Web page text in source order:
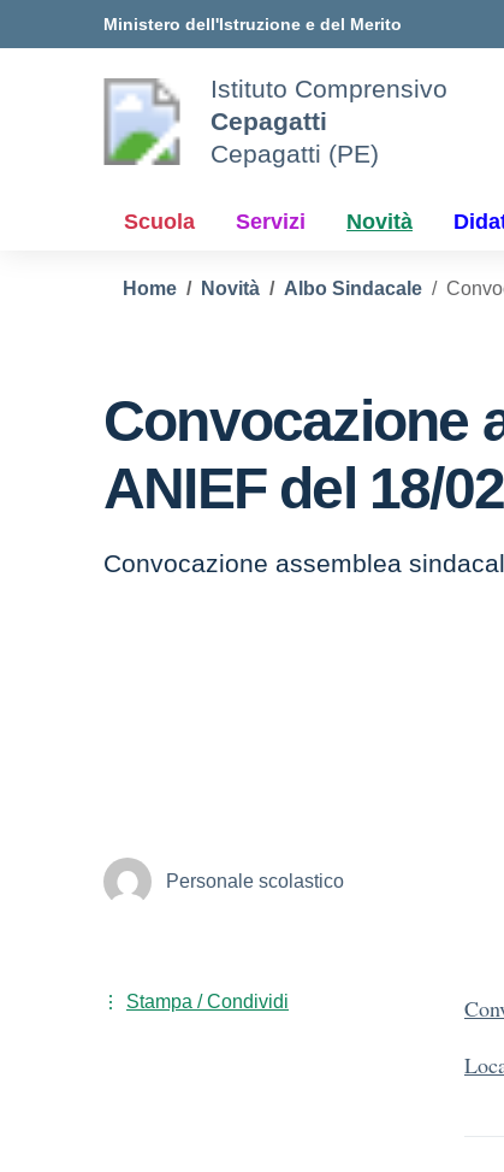
Ministero dell'Istruzione e del Merito
Istituto Comprensivo
Cepagatti
Cepagatti (PE)
Scuola Servizi Novità
Home Novità Albo Sindacale
Convocazione
ANIEF del 18/
Convocazione assemblea
Personale scolastico
Stampa / Condividi